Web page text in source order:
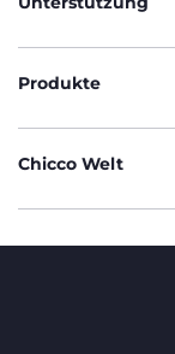
Produkte
Chicco Welt